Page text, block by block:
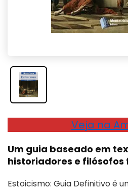
Veja na
Um guia baseado em
historiadores e filósofos
Estoicismo: Guia Definitivo é